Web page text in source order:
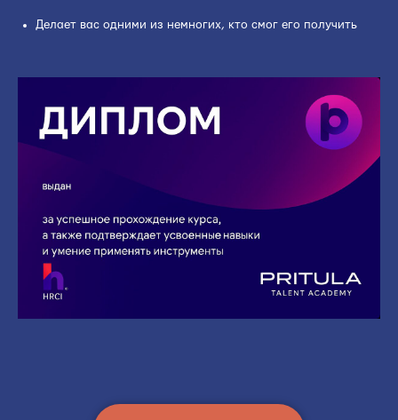
Делает вас одними из немногих, кто смог его получить